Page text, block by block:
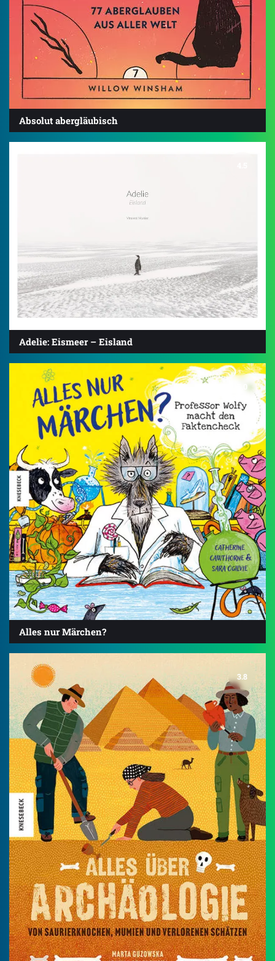
Absolut abergläubisch
Adelie: Eismeer – Eisland
Alles nur Märchen?
3.8